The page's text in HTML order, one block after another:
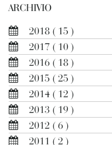
ARCHIVIO
2018 ( 15 )
2017 ( 10 )
2016 ( 18 )
2015 ( 25 )
2014 ( 12 )
2013 ( 19 )
2012 ( 6 )
2011 ( 2 )